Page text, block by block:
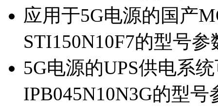
应用于5G电源的国产
STI150N10F7的型号参
5G电源的UPS供电系
IPB045N10N3G的型号